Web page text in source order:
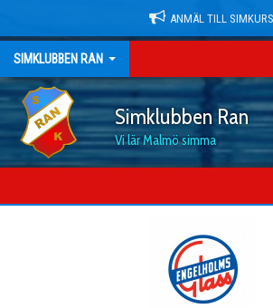
ANMÄL TILL SIMKURS
SIMKLUBBEN RAN
Simklubben Ran
Vi lär Malmö simma